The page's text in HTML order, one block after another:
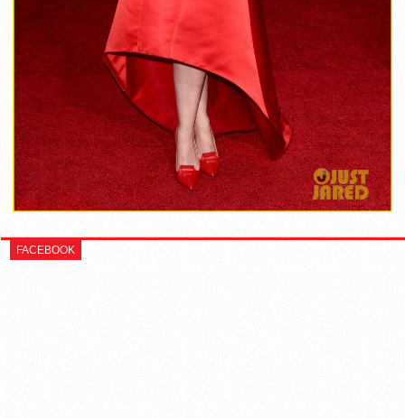
FACEBOOK